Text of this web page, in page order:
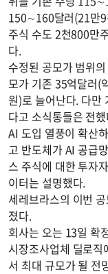
150∼160달러(21만
주식 수도 2천800만
다.
수정된 공모가 범위
모가 기존 35억달러(
원)로 늘어난다. 다만
다고 소식통들은 전
AI 도입 열풍이 확산
고 반도체가 AI 공급
스 주식에 대한 투자
이터는 설명했다.
세레브라스의 이번
졌다.
회사는 오는 13일 확
시장조사업체 딜로
서 최대 규모가 될 전